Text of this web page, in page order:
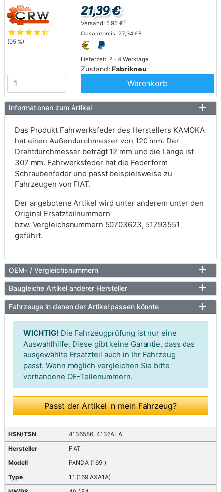
starstarstarstarstar_half
(95 %)
Lieferzeit: 2 - 4 Werktage
Zustand: Fabrikneu
21,39 €
Versand: 5,95 €2
Gesamtpreis: 27,34 €2
Warenkorb
Informationen zum Artikel
Das Produkt Fahrwerksfeder des Herstellers KAMOKA
hat einen Außendurchmesser von 120 mm. Der
Drahtdurchmesser beträgt 12 mm und die Länge ist
307 mm. Fahrwerksfeder hat die Federform
Schraubenfeder und passt beispielsweise zu
Fahrzeugen von FIAT.
Der angebotene Artikel wird unter anderem unter den
Original Ersatzteilnummern
bzw. Vergleichsnummern 50703623, 51793551
geführt.
OEM- / Vergleichsnummern
Baugleiche Artikel anderer Hersteller
Fahrzeuge in denen der Artikel passen könnte
WICHTIG! Die Fahrzeugprüfung ist nur eine
Auswahlhilfe. Diese gibt keine Garantie, dass das
ausgewählte Ersatzteil auch in Ihr Fahrzeug
passt. Wenn möglich vergleichen Sie bitte
vorhandene OE-Teilenummern.
Passt der Artikel in mein Fahrzeug?
4136586, 4136ALA
FIAT
PANDA (169_)
1.1 (169.AXA1A)